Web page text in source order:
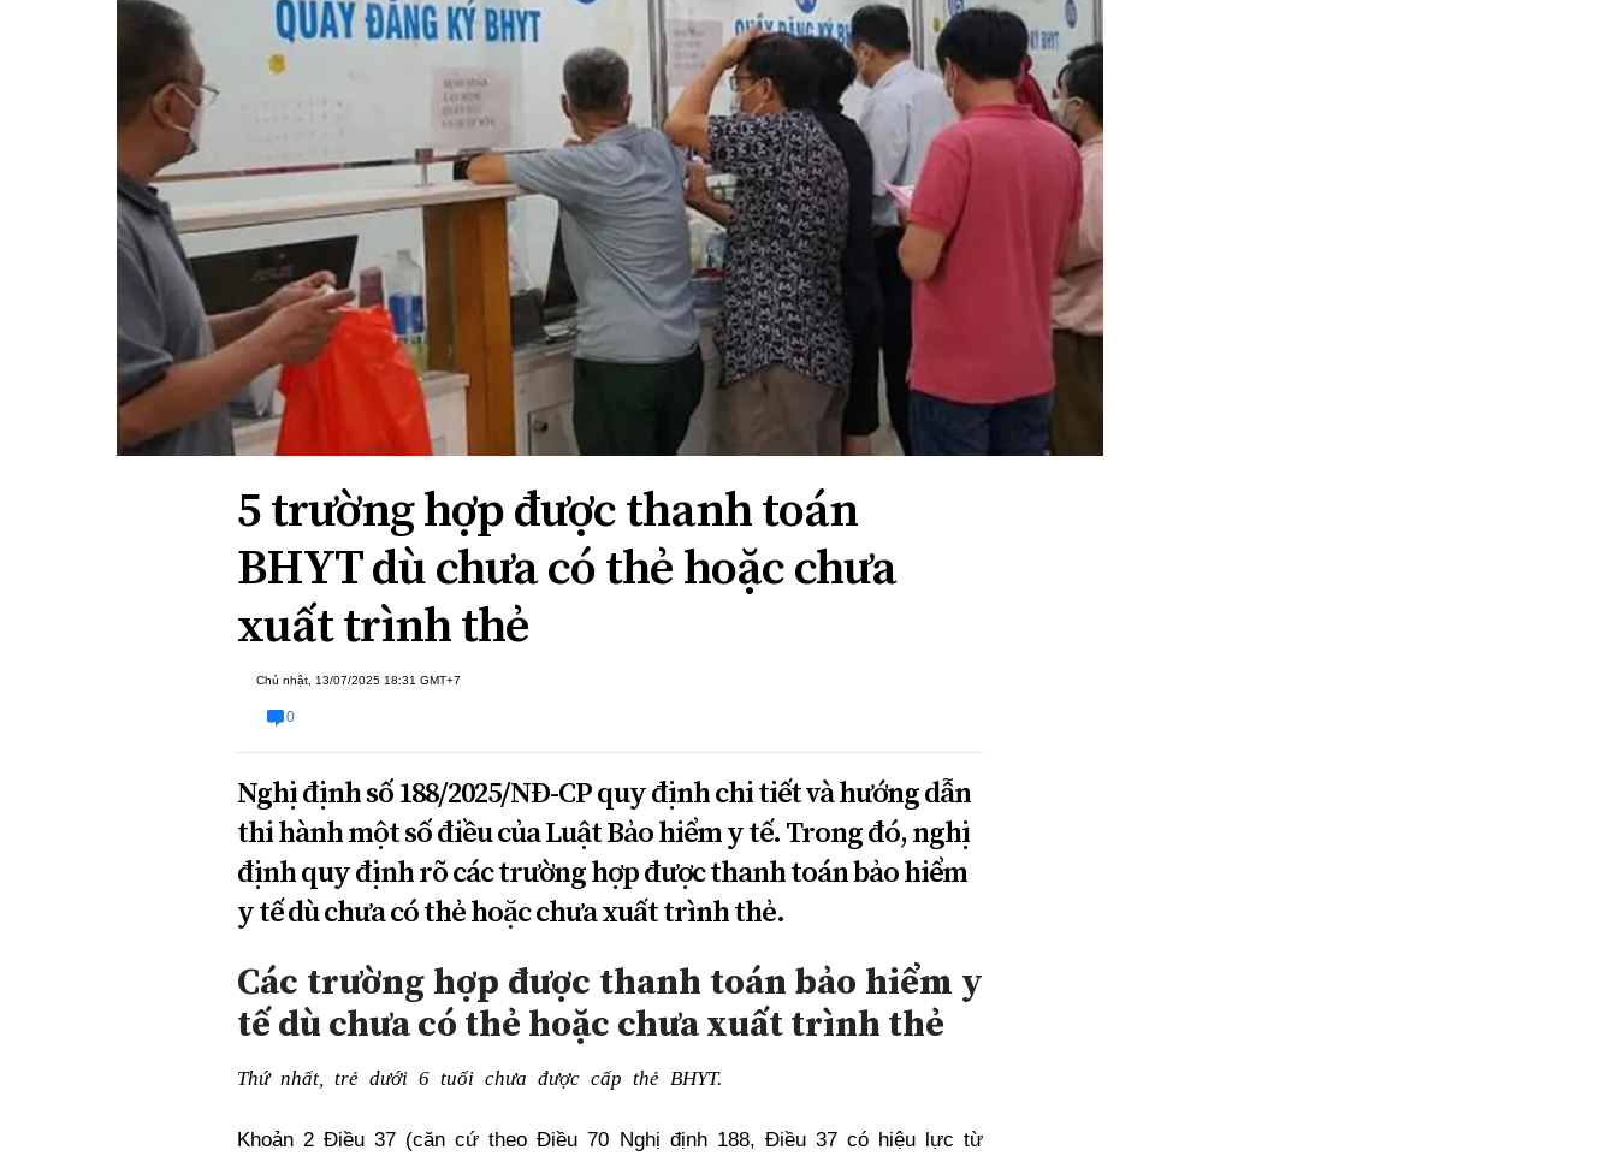
Xu hướng thị
trường
Tiêu dùng và dư
luận
Công nghệ
ĐA CHIỀU
Quan điểm
Xi nhan Trái Phải
Bạn đọc viết
INFOCUS
5 trường hợp được thanh toán
BHYT dù chưa có thẻ hoặc chưa
xuất trình thẻ
Chủ nhật, 13/07/2025 18:31 GMT+7
0
Nghị định số 188/2025/NĐ-CP quy định chi tiết và hướng dẫn
thi hành một số điều của Luật Bảo hiểm y tế. Trong đó, nghị
định quy định rõ các trường hợp được thanh toán bảo hiểm
y tế dù chưa có thẻ hoặc chưa xuất trình thẻ.
Các trường hợp được thanh toán bảo hiểm y
tế dù chưa có thẻ hoặc chưa xuất trình thẻ
Thứ nhất, trẻ dưới 6 tuổi chưa được cấp thẻ BHYT.
Khoản 2 Điều 37 (căn cứ theo Điều 70 Nghị định 188, Điều 37 có hiệu lực từ